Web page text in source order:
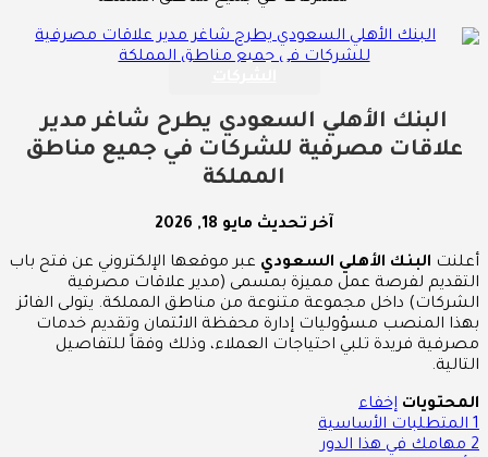
البنك الأهلي السعودي يطرح شاغر مدير
علاقات مصرفية للشركات في جميع مناطق
المملكة
آخر تحديث مايو 18, 2026
أعلنت البنك الأهلي السعودي عبر موقعها الإلكتروني عن فتح باب
التقديم لفرصة عمل مميزة بمسمى (مدير علاقات مصرفية
الشركات) داخل مجموعة متنوعة من مناطق المملكة. يتولى الفائز
بهذا المنصب مسؤوليات إدارة محفظة الائتمان وتقديم خدمات
مصرفية فريدة تلبي احتياجات العملاء، وذلك وفقاً للتفاصيل
التالية.
المحتويات إخفاء
1 المتطلبات الأساسية
2 مهامك في هذا الدور